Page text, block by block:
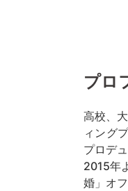
プロ
高校、
ィング
プロデ
2015年
婚」オ